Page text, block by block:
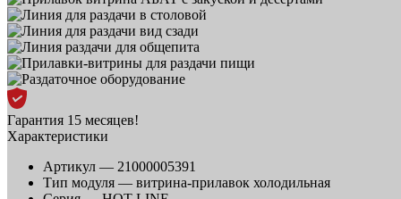
Гарантия 15 месяцев!
Характеристики
Артикул — 21000005391
Тип модуля — витрина-прилавок холодильная